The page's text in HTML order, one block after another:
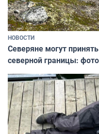
НОВОСТИ
Северяне могут
северной границы: